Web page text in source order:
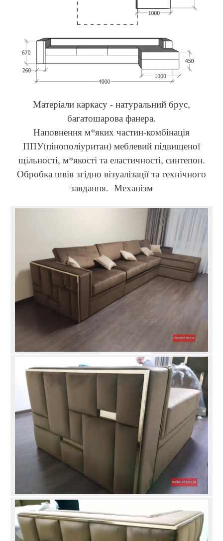
Матеріали каркасу - натуральний брус,
багатошарова фанера.
Наповнення м*яких частин-комбінація
ППУ(пінополіуритан) меблевий підвищеної
щільності, м*якості та еластичності, синтепон.
Обробка швів згідно візуалізації та технічного
завдання. Механізм